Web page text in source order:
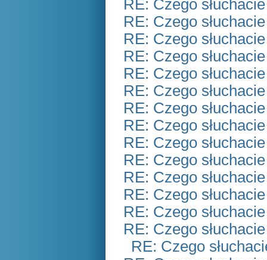
RE: Czego
RE: Czego
RE: Czego
RE: Czego
RE: Czego
RE: Czego
RE: Czego
RE: Czego
RE: Czego
RE: Czego
RE: Czego
RE: Czego
RE: Czego
RE: Czego
RE: Czego